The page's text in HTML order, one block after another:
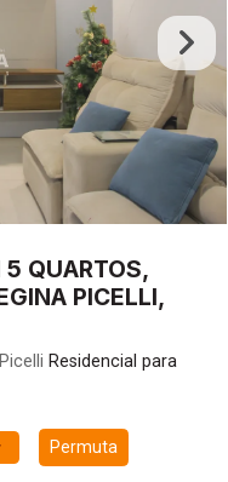
5 QUARTOS,
PICELLI,
Residencial para
Permuta